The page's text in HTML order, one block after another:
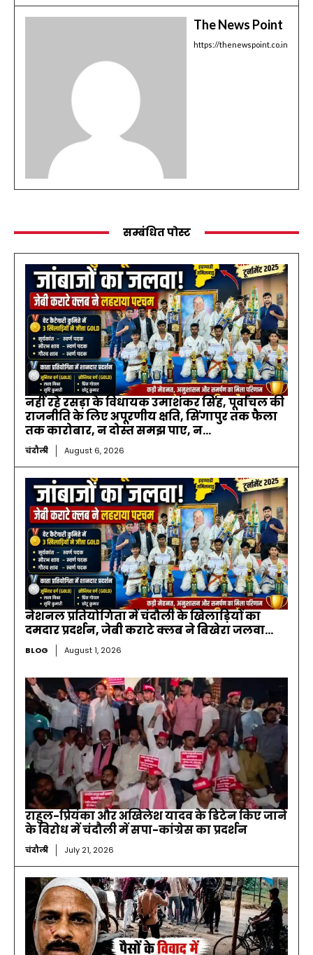
The News Point
https://thenewspoint.co.in
सम्बंधित पोस्ट
नहीं रहे रसड़ा के विधायक उमाशंकर सिंह, पूर्वांचल की
राजनीति के लिए अपूरणीय क्षति, सिंगापुर तक फैला
तक कारोबार, न दोस्त समझ पाए, न...
चंदौली August 6, 2026
नेशनल प्रतियोगिता में चंदौली के खिलाड़ियों का
दमदार प्रदर्शन, जेबी कराटे क्लब ने बिखेरा जलवा…
BLOG August 1, 2026
राहुल-प्रियंका और अखिलेश यादव के डिटेन किए जाने
के विरोध में चंदौली में सपा-कांग्रेस का प्रदर्शन
चंदौली July 21, 2026